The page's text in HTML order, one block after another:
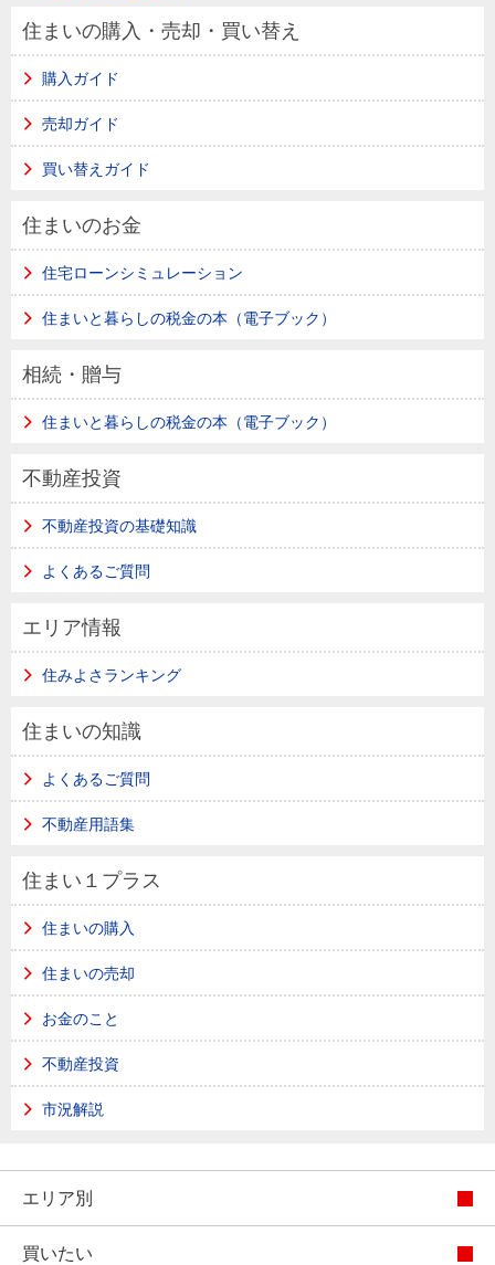
住まいの購入・売却・買い替え
購入ガイド
売却ガイド
買い替えガイド
住まいのお金
住宅ローンシミュレーション
住まいと暮らしの税金の本（電子ブック）
相続・贈与
住まいと暮らしの税金の本（電子ブック）
不動産投資
不動産投資の基礎知識
よくあるご質問
エリア情報
住みよさランキング
住まいの知識
よくあるご質問
不動産用語集
住まい１プラス
住まいの購入
住まいの売却
お金のこと
不動産投資
市況解説
エリア別
買いたい